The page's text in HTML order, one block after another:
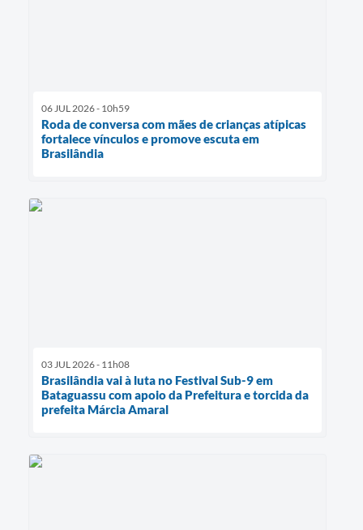
06 JUL 2026 - 10h59
Roda de conversa com mães de crianças atípicas
fortalece vínculos e promove escuta em
Brasilândia
03 JUL 2026 - 11h08
Brasilândia vai à luta no Festival Sub-9 em
Bataguassu com apoio da Prefeitura e torcida da
prefeita Márcia Amaral